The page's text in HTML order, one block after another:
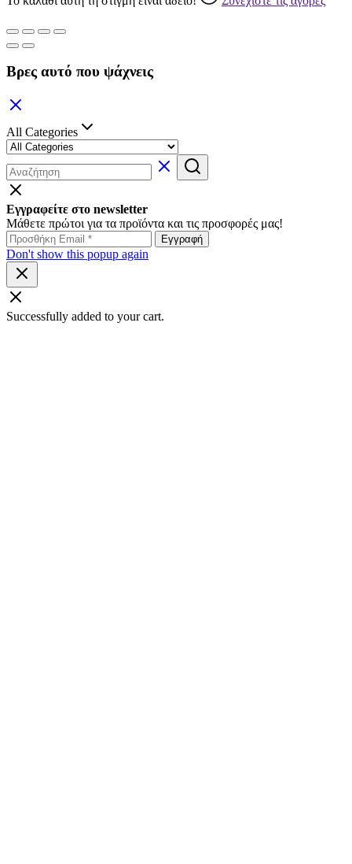
Βρες αυτό που ψάχνεις
All Categories
Εγγραφείτε στο newsletter
Μάθετε πρώτοι για τα προϊόντα και τις προσφορές μας!
Don't show this popup again
Successfully added to your cart.